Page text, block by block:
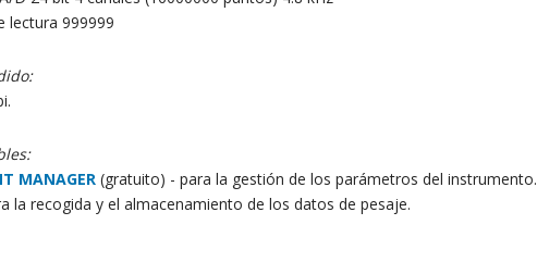
lectura 999999
MANAGER (gratuito) - para la gestión de los parámetros del instrumento.
la recogida y el almacenamiento de los datos de pesaje.